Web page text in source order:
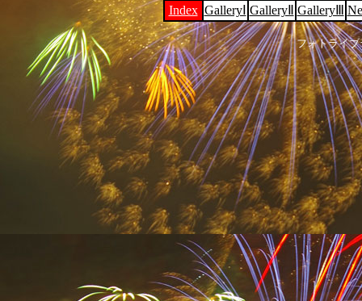
Index GalleryⅠ GalleryⅡ GalleryⅢ
フォトライ